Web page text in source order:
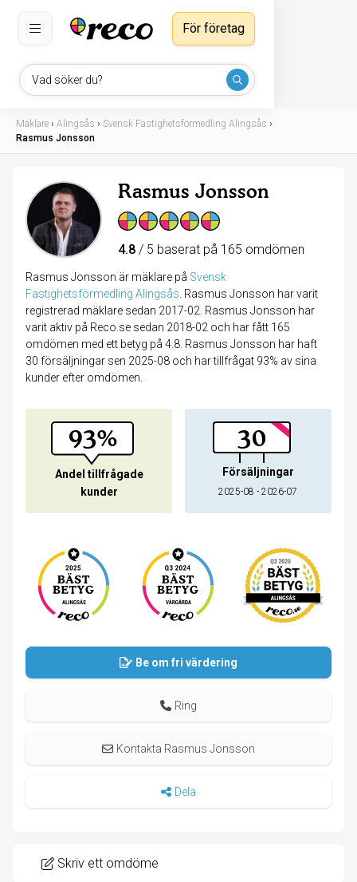
Vad söker du?
För företag
Mäklare › Alingsås › Svensk Fastighetsförmedling Alingsås ›
Rasmus Jonsson
Rasmus Jonsson
4.8 / 5 baserat på 165 omdömen
Rasmus Jonsson är mäklare på Svensk
Fastighetsförmedling Alingsås Rasmus Jonsson har varit
registrerad mäklare sedan 2017-02. Rasmus Jonsson har
varit aktiv på Reco.se sedan 2018-02 och har fått 165
omdömen med ett betyg på 4.8. Rasmus Jonsson har haft
30 försäljningar sen 2025-08 och har tillfrågat 93% av sina
kunder efter omdömen.
93%
Andel tillfrågade
kunder
30
Försäljningar
2025-08 - 2026-07
Be om fri värdering
Ring
Kontakta Rasmus Jonsson
Dela
Skriv ett omdöme